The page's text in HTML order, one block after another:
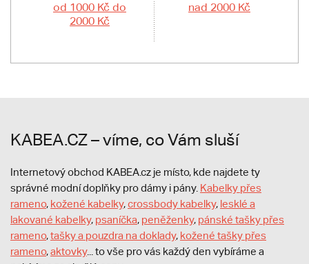
od 1000 Kč do
2000 Kč
nad 2000 Kč
KABEA.CZ – víme, co Vám sluší
Internetový obchod KABEA.cz je místo, kde najdete ty
správné modní doplňky pro dámy i pány. Kabelky přes
rameno, kožené kabelky,crossbody kabelky, lesklé a
lakované kabelky, psaníčka, peněženky, pánské tašky přes
rameno,tašky a pouzdra na doklady, kožené tašky přes
rameno,aktovky... to vše pro vás každý den vybíráme a